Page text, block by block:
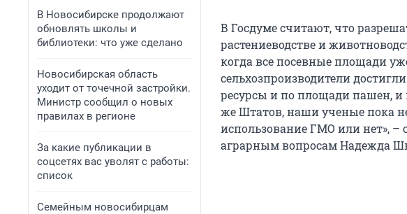
В Новосибирске продолжают
обновлять школы и
библиотеки: что уже сделано
Новосибирская область
уходит от точечной застройки.
Министр сообщил о новых
правилах в регионе
За какие публикации в
соцсетях вас уволят с работы:
список
Семейным новосибирцам
В Госдуме считают, что
растениеводстве и
когда все посевные площади
сельхозпроизводители
ресурсы и по площади пашен, и
же Штатов, наши ученые пока
использование ГМО или нет»,
аграрным вопросам Надежда